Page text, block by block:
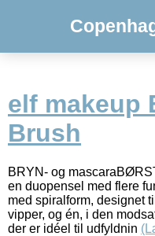
elf makeup
Brush
BRYN- og
en duopensel med flere
med spiralform, designet
vipper, og én, i den
der er idéel til udfyldnin